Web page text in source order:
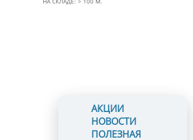
АКЦИИ
НОВОСТИ
ПОЛЕЗНАЯ